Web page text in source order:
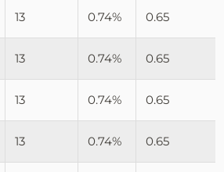
13 0.74% 0.65
13 0.74% 0.65
13 0.74% 0.65
13 0.74% 0.65